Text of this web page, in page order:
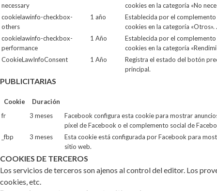
necessary
cookies en la categoría «No
cookielawinfo-checkbox-
others
1 año
Establecida por el
cookies en la categoría «Otros». .
cookielawinfo-checkbox-
performance
1 Año
Establecida por el
cookies en la categoría
CookieLawInfoConsent
1 Año
Registra el estado del botón
principal.
PUBLICITARIAS
Cookie
Duración
fr
3 meses
Facebook configura esta cookie para mostrar
píxel de Facebook o el complemento social de
_fbp
3 meses
Esta cookie está configurada por Facebook para
sitio web.
COOKIES DE TERCEROS
Los servicios de terceros son ajenos al control del editor. Los
cookies, etc.